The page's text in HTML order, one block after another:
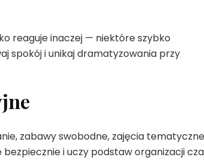
reaguje inaczej — niektóre szybko
spokój i unikaj dramatyzowania przy
zabawy swobodne, zajęcia
i uczy podstaw organizacji